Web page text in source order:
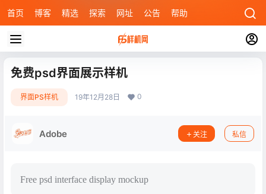
首页 博客 精选 探索 网址 公告 帮助
免费psd界面展示样机
界面PS样机 19年12月28日 0
Adobe 关注 私信
Free psd interface display mockup